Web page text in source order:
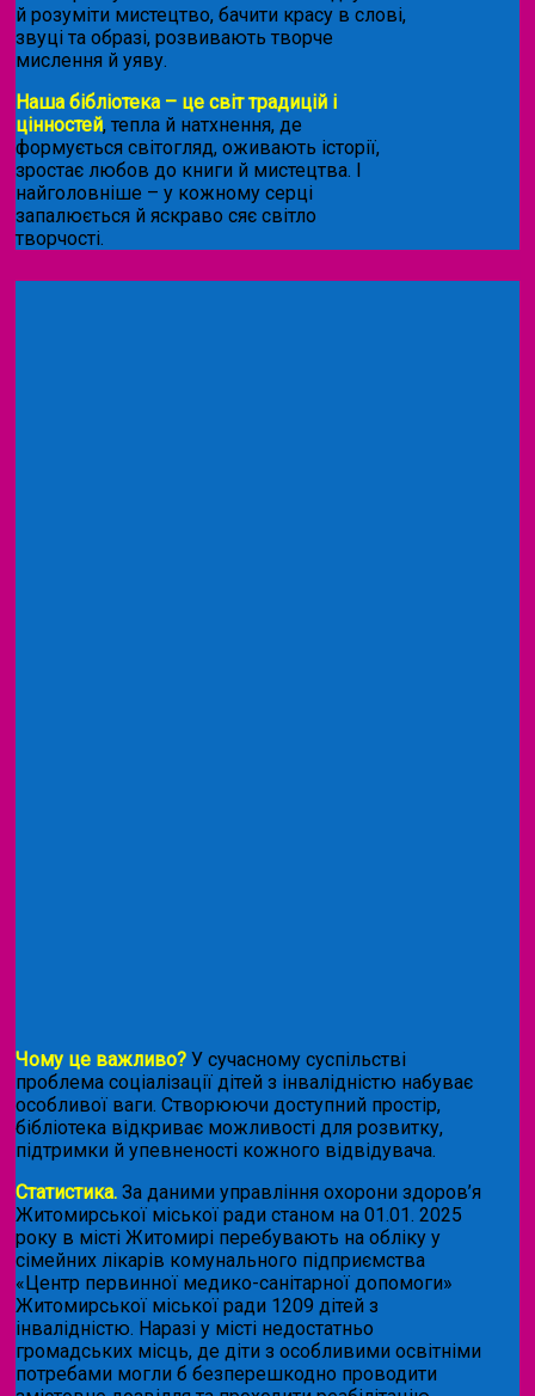
й розуміти мистецтво, бачити красу в слові,
звуці та образі, розвивають творче
мислення й уяву.
Наша бібліотека – це світ традицій і
цінностей, тепла й натхнення, де
формується світогляд, оживають історії,
зростає любов до книги й мистецтва. І
найголовніше – у кожному серці
запалюється й яскраво сяє світло
творчості.
Чому це важливо? У сучасному суспільстві
проблема соціалізації дітей з інвалідністю набуває
особливої ваги. Створюючи доступний простір,
бібліотека відкриває можливості для розвитку,
підтримки й упевненості кожного відвідувача.
Статистика. За даними управління охорони здоров’я
Житомирської міської ради станом на 01.01. 2025
року в місті Житомирі перебувають на обліку у
сімейних лікарів комунального підприємства
«Центр первинної медико-санітарної допомоги»
Житомирської міської ради 1209 дітей з
інвалідністю. Наразі у місті недостатньо
громадських місць, де діти з особливими освітніми
потребами могли б безперешкодно проводити